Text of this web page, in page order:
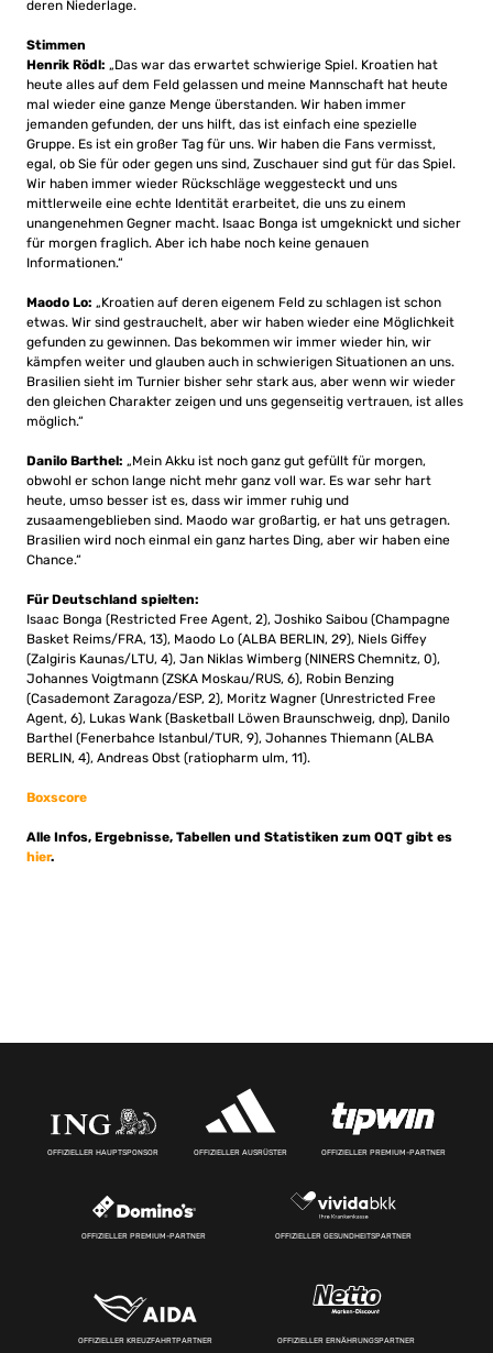
deren Niederlage.
Stimmen
Henrik Rödl: „Das war das erwartet schwierige Spiel. Kroatien hat
heute alles auf dem Feld gelassen und meine Mannschaft hat heute
mal wieder eine ganze Menge überstanden. Wir haben immer
jemanden gefunden, der uns hilft, das ist einfach eine spezielle
Gruppe. Es ist ein großer Tag für uns. Wir haben die Fans vermisst,
egal, ob Sie für oder gegen uns sind, Zuschauer sind gut für das Spiel.
Wir haben immer wieder Rückschläge weggesteckt und uns
mittlerweile eine echte Identität erarbeitet, die uns zu einem
unangenehmen Gegner macht. Isaac Bonga ist umgeknickt und sicher
für morgen fraglich. Aber ich habe noch keine genauen
Informationen.“
Maodo Lo: „Kroatien auf deren eigenem Feld zu schlagen ist schon
etwas. Wir sind gestrauchelt, aber wir haben wieder eine Möglichkeit
gefunden zu gewinnen. Das bekommen wir immer wieder hin, wir
kämpfen weiter und glauben auch in schwierigen Situationen an uns.
Brasilien sieht im Turnier bisher sehr stark aus, aber wenn wir wieder
den gleichen Charakter zeigen und uns gegenseitig vertrauen, ist alles
möglich.“
Danilo Barthel: „Mein Akku ist noch ganz gut gefüllt für morgen,
obwohl er schon lange nicht mehr ganz voll war. Es war sehr hart
heute, umso besser ist es, dass wir immer ruhig und
zusaamengeblieben sind. Maodo war großartig, er hat uns getragen.
Brasilien wird noch einmal ein ganz hartes Ding, aber wir haben eine
Chance.“
Für Deutschland spielten:
Isaac Bonga (Restricted Free Agent, 2), Joshiko Saibou (Champagne
Basket Reims/FRA, 13), Maodo Lo (ALBA BERLIN, 29), Niels Giffey
(Zalgiris Kaunas/LTU, 4), Jan Niklas Wimberg (NINERS Chemnitz, 0),
Johannes Voigtmann (ZSKA Moskau/RUS, 6), Robin Benzing
(Casademont Zaragoza/ESP, 2), Moritz Wagner (Unrestricted Free
Agent, 6), Lukas Wank (Basketball Löwen Braunschweig, dnp), Danilo
Barthel (Fenerbahce Istanbul/TUR, 9), Johannes Thiemann (ALBA
BERLIN, 4), Andreas Obst (ratiopharm ulm, 11).
Boxscore
Alle Infos, Ergebnisse, Tabellen und Statistiken zum OQT gibt es
hier.
OFFIZIELLER HAUPTSPONSOR OFFIZIELLER AUSRÜSTER OFFIZIELLER PREMIUM-PARTNER
OFFIZIELLER PREMIUM-PARTNER OFFIZIELLER GESUNDHEITSPARTNER
OFFIZIELLER KREUZFAHRTPARTNER OFFIZIELLER ERNÄHRUNGSPARTNER